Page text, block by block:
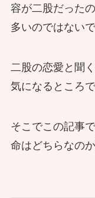
容が二股だった
多いのではない
二股の恋愛と聞
気になるところで
そこでこの記事
命はどちらなの